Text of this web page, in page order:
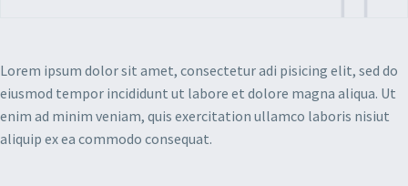
Lorem ipsum dolor sit amet, consectetur adi pisicing elit, sed do
eiusmod tempor incididunt ut labore et dolore magna aliqua. Ut
enim ad minim veniam, quis exercitation ullamco laboris nisiut
aliquip ex ea commodo consequat.